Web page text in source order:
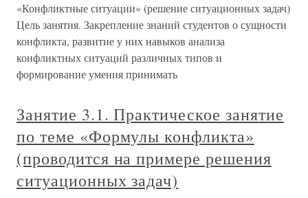
«Конфликтные ситуации» (решение ситуационных задач)
Цель занятия. Закрепление знаний студентов о сущности
конфликта, развитие у них навыков анализа
конфликтных ситуаций различных типов и
формирование умения принимать
Занятие 3.1. Практическое занятие
по теме «Формулы конфликта»
(проводится на примере решения
ситуационных задач)